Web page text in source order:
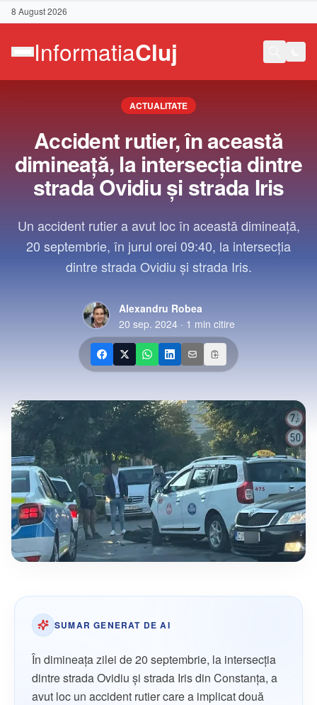
8 August 2026
ACTUALITATE
Accident rutier, în această
dimineață, la intersecția dintre
strada Ovidiu și strada Iris
Un accident rutier a avut loc în această dimineață,
20 septembrie, în jurul orei 09:40, la intersecția
dintre strada Ovidiu și strada Iris.
Alexandru Robea
20 sep. 2024 · 1 min citire
SUMAR GENERAT DE AI
În dimineața zilei de 20 septembrie, la intersecția
dintre strada Ovidiu și strada Iris din Constanța, a
avut loc un accident rutier care a implicat două